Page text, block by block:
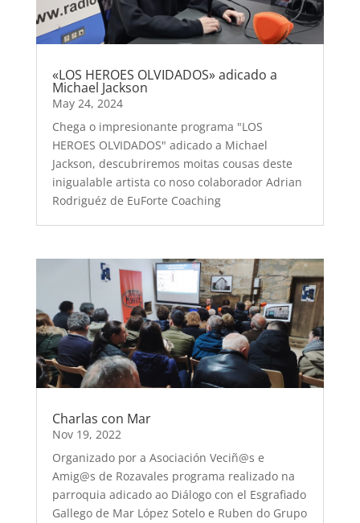
«LOS HEROES OLVIDADOS» adicado a
Michael Jackson
May 24, 2024
Chega o impresionante programa "LOS
HEROES OLVIDADOS" adicado a Michael
Jackson, descubriremos moitas cousas deste
inigualable artista co noso colaborador Adrian
Rodriguéz de EuForte Coaching
Charlas con Mar
Nov 19, 2022
Organizado por a Asociación Veciñ@s e
Amig@s de Rozavales programa realizado na
parroquia adicado ao Diálogo con el Esgrafiado
Gallego de Mar López Sotelo e Ruben do Grupo